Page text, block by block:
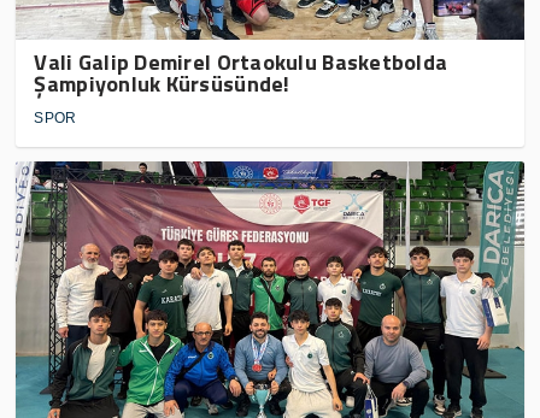
Vali Galip Demirel Ortaokulu Basketbolda
Şampiyonluk Kürsüsünde!
SPOR